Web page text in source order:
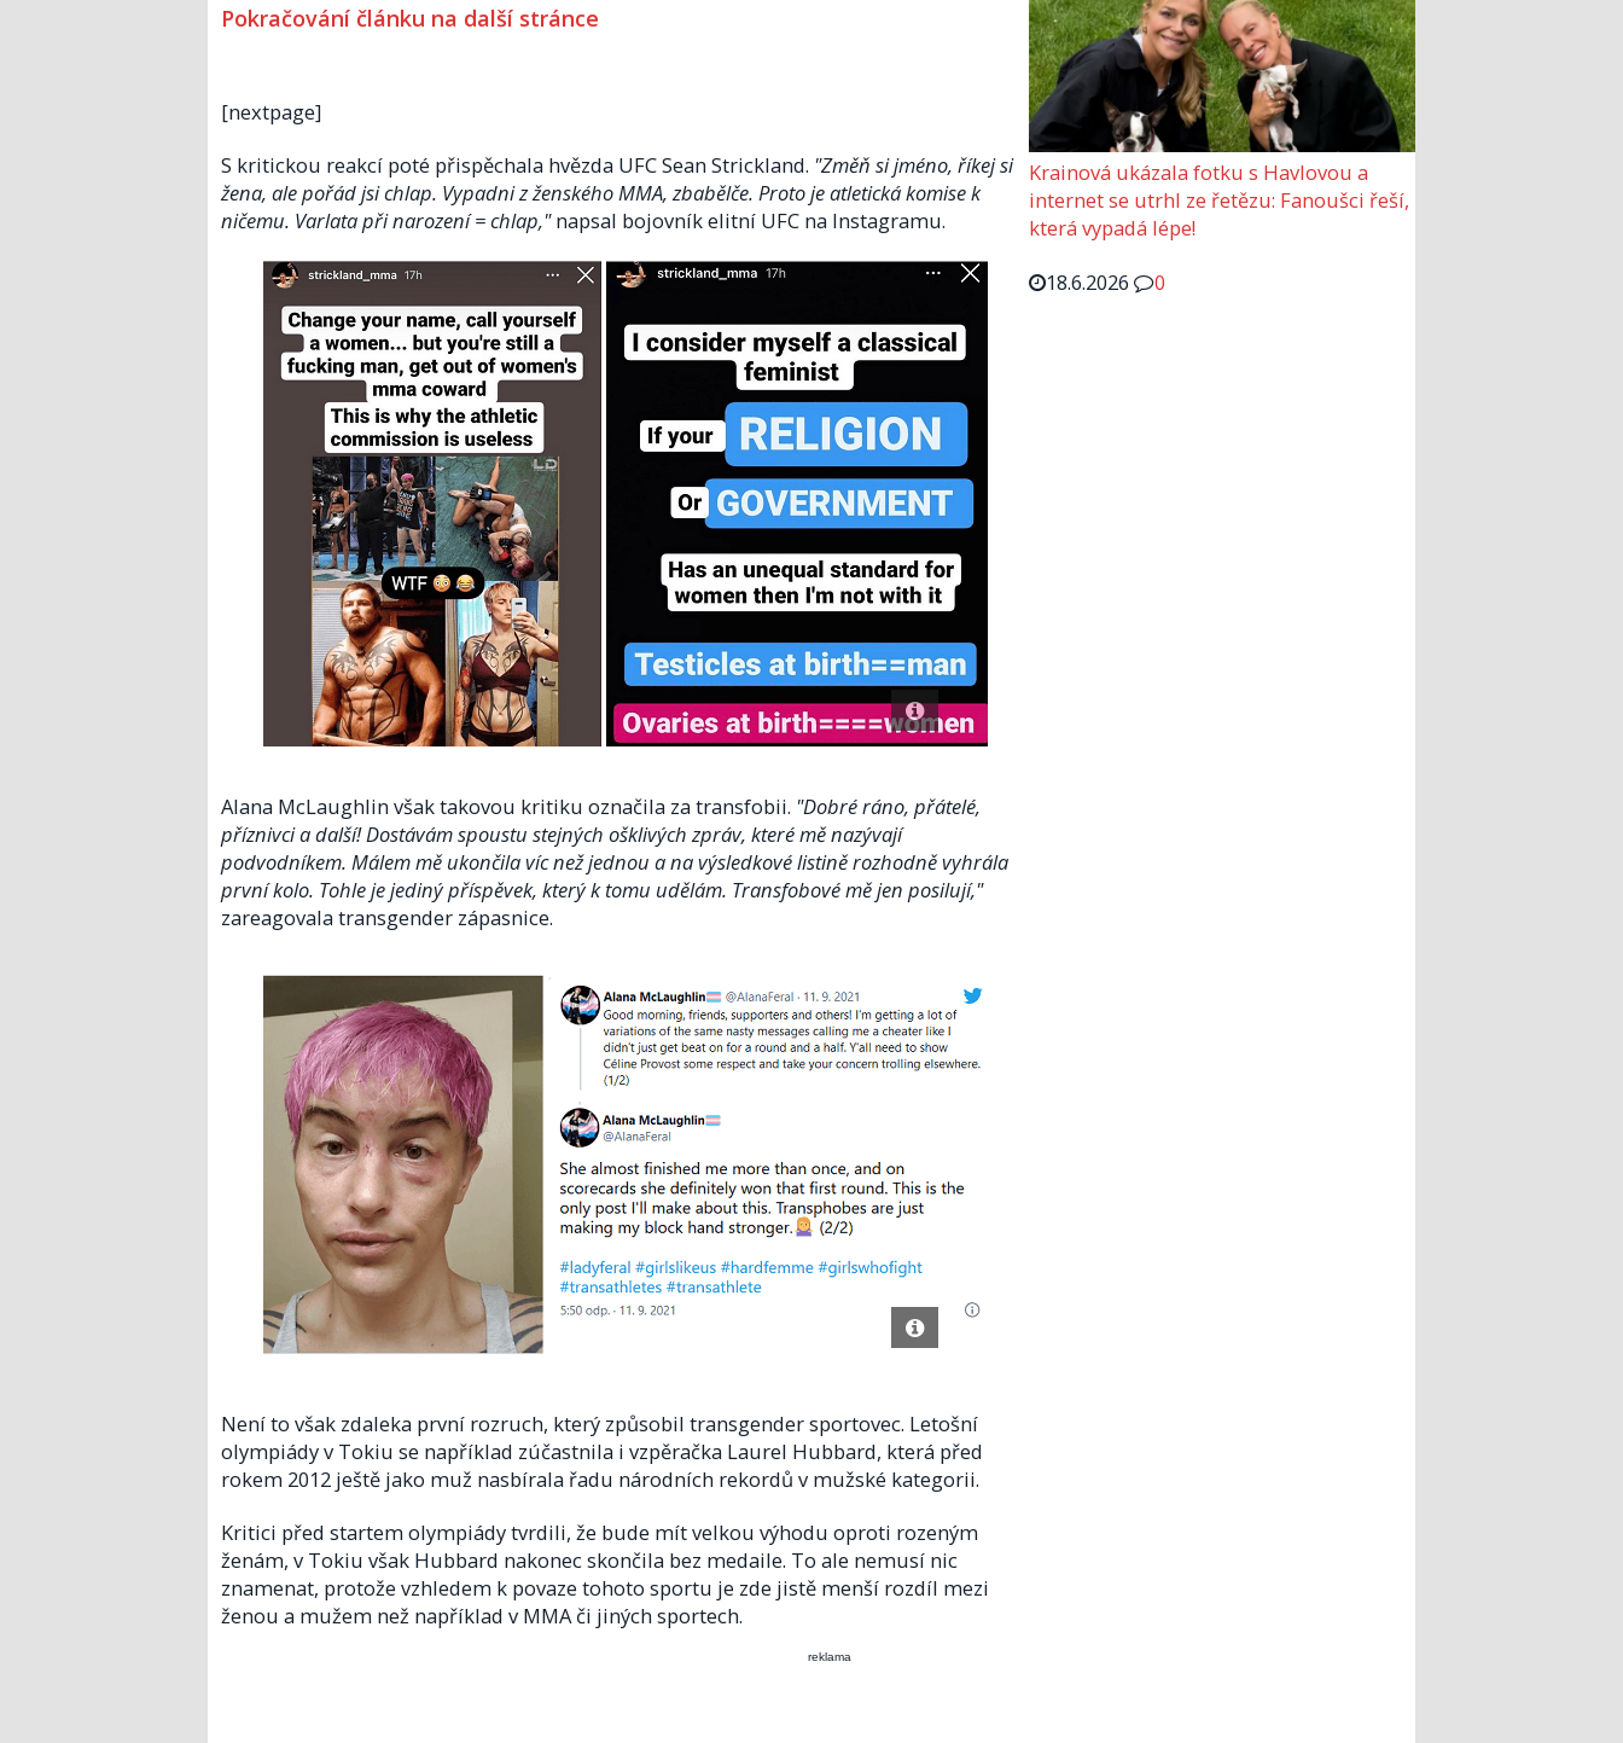
Pokračování článku na další stránce
[nextpage]
S kritickou reakcí poté přispěchala hvězda UFC Sean Strickland. "Změň si jméno, říkej si
žena, ale pořád jsi chlap. Vypadni z ženského MMA, zbabělče. Proto je atletická komise k
ničemu. Varlata při narození = chlap,"napsal bojovník elitní UFC na Instagramu.
Alana McLaughlin však takovou kritiku označila za transfobii. "Dobré ráno, přátelé,
příznivci a další! Dostávám spoustu stejných ošklivých zpráv, které mě nazývají
podvodníkem. Málem mě ukončila víc než jednou a na výsledkové listině rozhodně vyhrála
první kolo. Tohle je jediný příspěvek, který k tomu udělám. Transfobové mě jen posilují,"
zareagovala transgender zápasnice.
Není to však zdaleka první rozruch, který způsobil transgender sportovec. Letošní
olympiády v Tokiu se například zúčastnila i vzpěračka Laurel Hubbard, která před
rokem 2012 ještě jako muž nasbírala řadu národních rekordů v mužské kategorii.
Kritici před startem olympiády tvrdili, že bude mít velkou výhodu oproti rozeným
ženám, v Tokiu však Hubbard nakonec skončila bez medaile. To ale nemusí nic
znamenat, protože vzhledem k povaze tohoto sportu je zde jistě menší rozdíl mezi
ženou a mužem než například v MMA či jiných sportech.
reklama
Krainová ukázala fotku s Havlovou a
internet se utrhl ze řetězu: Fanoušci řeší,
která vypadá lépe!
18.6.2026
0